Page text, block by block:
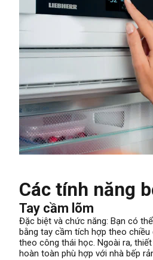
Các tính năng
Tay cầm lõm
Đặc biệt và chức năng: Bạn có
bằng tay cầm tích hợp theo
theo công thái học. Ngoài ra,
hoàn toàn phù hợp với nhà bếp